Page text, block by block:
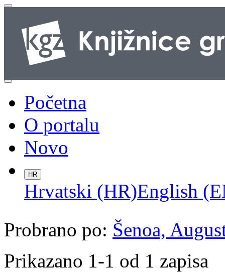
Početna
O portalu
Novo
HR
Hrvatski (HR)English
Probrano po: Šenoa,
Prikazano 1-1 od 1 zapisa